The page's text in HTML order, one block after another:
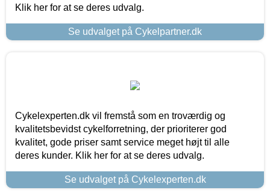
Klik her for at se deres udvalg.
Se udvalget på Cykelpartner.dk
Cykelexperten.dk vil fremstå som en troværdig og
kvalitetsbevidst cykelforretning, der prioriterer god
kvalitet, gode priser samt service meget højt til alle
deres kunder. Klik her for at se deres udvalg.
Se udvalget på Cykelexperten.dk